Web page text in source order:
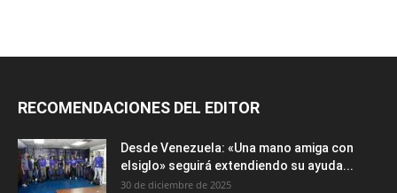
RECOMENDACIONES DEL EDITOR
Desde Venezuela: «Una mano amiga con
elsiglo» seguirá extendiendo su ayuda...
30 de diciembre de 2025